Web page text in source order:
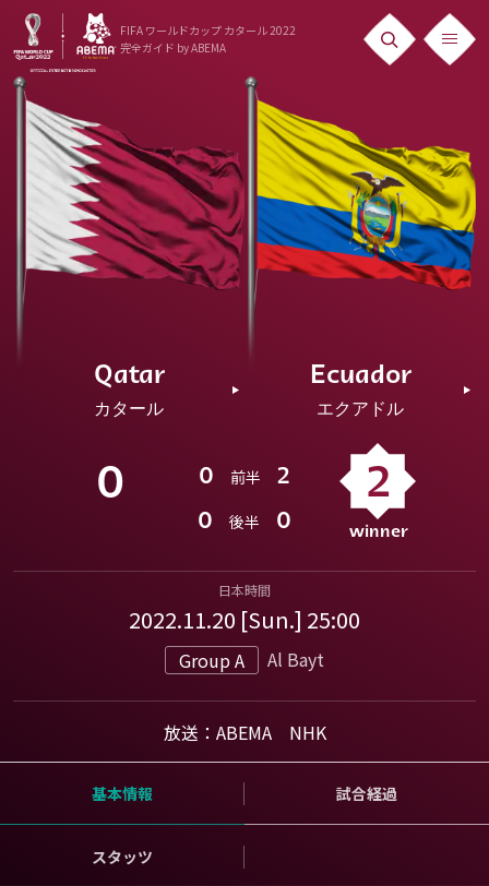
FIFA ワールドカップ カタール 2022
完全ガイド by ABEMA
ニュース
News
出場国
Teams
日程・結果
Schedule
ランキング
Ranking
Android
Qatar
カタール
Ecuador
エクアドル
0 0 前半
2
0
後半 0
2
日本時間
2022.11.20 [Sun.] 25:00
Group A Al Bayt
放送：ABEMA NHK
基本情報 試合経過
スタッツ